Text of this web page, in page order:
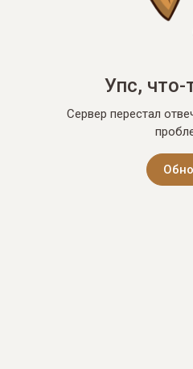
Упс,
Сервер перестал